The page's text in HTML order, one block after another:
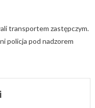
transportem zastępczym.
policja pod nadzorem